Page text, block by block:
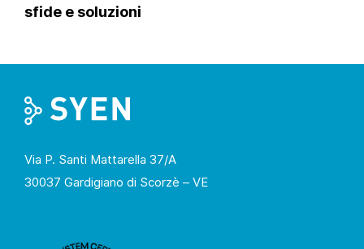
sfide e soluzioni
Via P. Santi Mattarella 37/A
30037 Gardigiano di Scorzè – VE